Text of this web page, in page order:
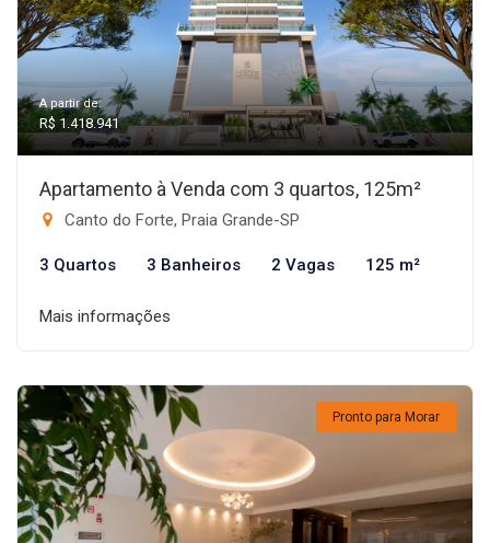
A partir de:
R$ 1.418.941
Apartamento à Venda com 3 quartos, 125m²
Canto do Forte, Praia Grande-SP
3 Quartos 3 Banheiros 2 Vagas 125 m²
Mais informações
Pronto para Morar